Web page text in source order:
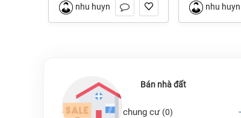
nhu huynh nhu huynh
Bán nhà đất
Bán căn hộ chung cư (0)